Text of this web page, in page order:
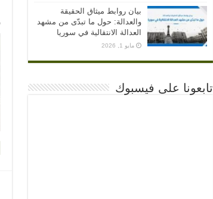
بيان روابط ميثاق الحقيقة
والعدالة: حول ما تبدّى من مشهد
العدالة الانتقالية في سوريا
مايو 1, 2026
تابعونا على فيسبوك